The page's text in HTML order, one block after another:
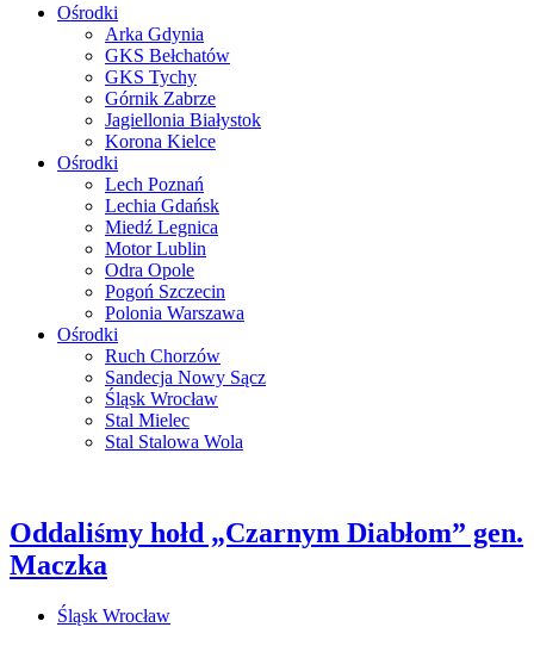
Ośrodki
Arka Gdynia
GKS Bełchatów
GKS Tychy
Górnik Zabrze
Jagiellonia Białystok
Korona Kielce
Ośrodki
Lech Poznań
Lechia Gdańsk
Miedź Legnica
Motor Lublin
Odra Opole
Pogoń Szczecin
Polonia Warszawa
Ośrodki
Ruch Chorzów
Sandecja Nowy Sącz
Śląsk Wrocław
Stal Mielec
Stal Stalowa Wola
Oddaliśmy hołd „Czarnym Diabłom” gen.
Maczka
Śląsk Wrocław